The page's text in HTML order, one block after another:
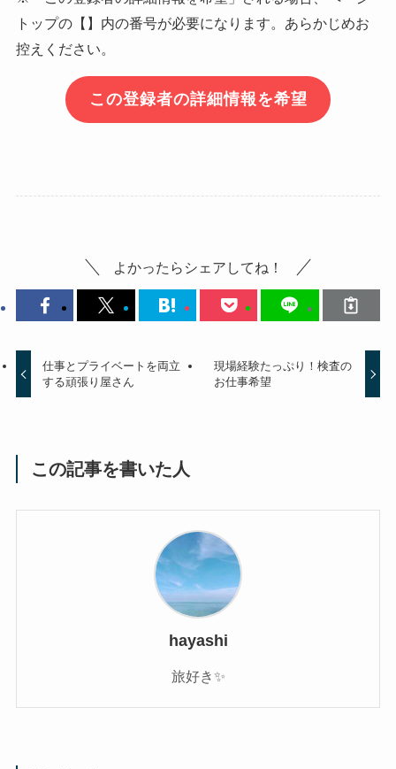
トップの【】内の番号が必要になります。あらかじめお
控えください。
この登録者の詳細情報を希望
よかったらシェアしてね！
仕事とプライベートを両立
する頑張り屋さん
現場経験たっぷり！検査の
お仕事希望
この記事を書いた人
hayashi
旅好き✨